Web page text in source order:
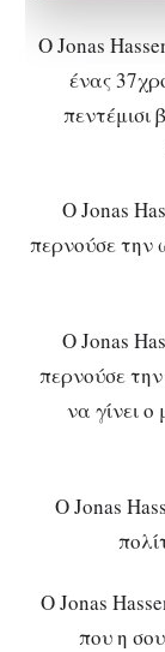
Ο Jonas
ένας
πεντέμισι
Ο Jonas
περνούσε την
Ο Jonas
περνούσε
να γίνει
Ο Jonas
Ο Jonas
που η